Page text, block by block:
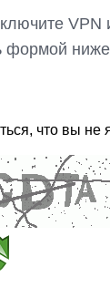
VPN
формой
что вы не